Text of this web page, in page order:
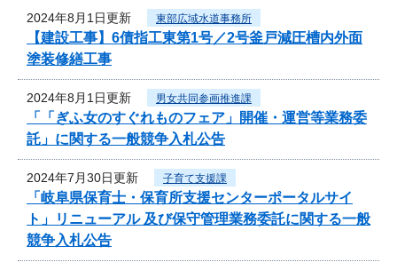
2024年8月1日更新 東部広域水道事務所
【建設工事】6債指工東第1号／2号釜戸減圧槽内外面
塗装修繕工事
2024年8月1日更新 男女共同参画推進課
「「ぎふ女のすぐれものフェア」開催・運営等業務委
託」に関する一般競争入札公告
2024年7月30日更新 子育て支援課
「岐阜県保育士・保育所支援センターポータルサイ
ト」リニューアル 及び保守管理業務委託に関する一般
競争入札公告